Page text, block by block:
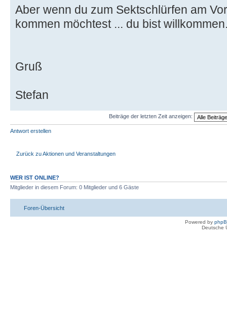
Aber wenn du zum Sektschlürfen am
kommen möchtest ... du bist
Gruß
Stefan
Beiträge der letzten Zeit anzeigen:
Antwort erstellen
Zurück zu Aktionen und Veranstaltungen
WER IST ONLINE?
Mitglieder in diesem Forum: 0 Mitglieder und 6 Gäste
Foren-Übersicht
Powered by
Deutsche